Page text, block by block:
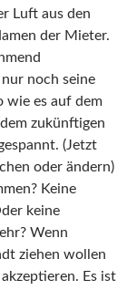
Luft aus den
der Mieter.
noch seine
wie es auf dem
zukünftigen
(Jetzt
oder ändern)
Keine
keine
Wenn
ziehen wollen
Es ist